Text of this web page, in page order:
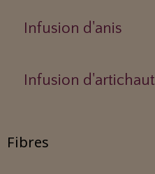
Infusion d'anis
Infusion d'artichaut
Fibres